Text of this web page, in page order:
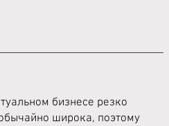
бизнесе резко
широка, поэтому